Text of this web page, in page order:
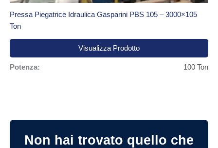
Pressa Piegatrice Idraulica Gasparini PBS 105 – 3000×105
Ton
Visualizza Prodotto
Potenza: 100 Ton
Non hai trovato quello che